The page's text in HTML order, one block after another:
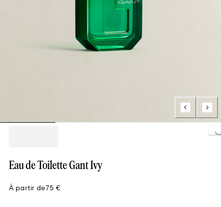
Eau de Toilette Gant Ivy
À partir de75 €